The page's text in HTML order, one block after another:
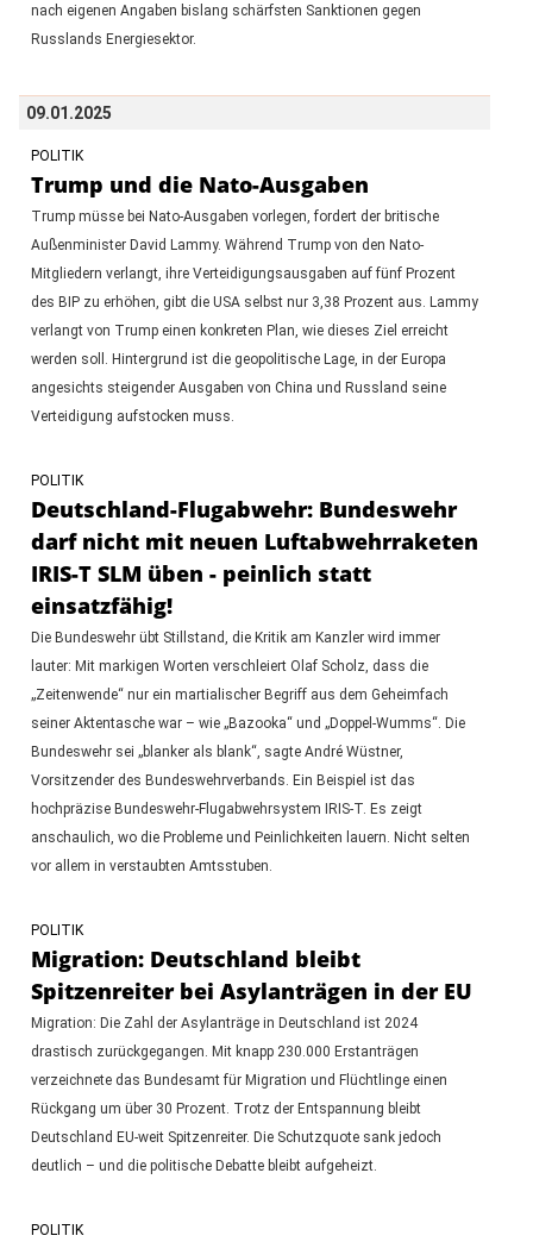
nach eigenen Angaben bislang schärfsten Sanktionen gegen
Russlands Energiesektor.
09.01.2025
POLITIK
Trump und die Nato-Ausgaben
Trump müsse bei Nato-Ausgaben vorlegen, fordert der britische
Außenminister David Lammy. Während Trump von den Nato-
Mitgliedern verlangt, ihre Verteidigungsausgaben auf fünf Prozent
des BIP zu erhöhen, gibt die USA selbst nur 3,38 Prozent aus. Lammy
verlangt von Trump einen konkreten Plan, wie dieses Ziel erreicht
werden soll. Hintergrund ist die geopolitische Lage, in der Europa
angesichts steigender Ausgaben von China und Russland seine
Verteidigung aufstocken muss.
POLITIK
Deutschland-Flugabwehr: Bundeswehr
darf nicht mit neuen Luftabwehrraketen
IRIS-T SLM üben - peinlich statt
einsatzfähig!
Die Bundeswehr übt Stillstand, die Kritik am Kanzler wird immer
lauter: Mit markigen Worten verschleiert Olaf Scholz, dass die
„Zeitenwende“ nur ein martialischer Begriff aus dem Geheimfach
seiner Aktentasche war – wie „Bazooka“ und „Doppel-Wumms“. Die
Bundeswehr sei „blanker als blank“, sagte André Wüstner,
Vorsitzender des Bundeswehrverbands. Ein Beispiel ist das
hochpräzise Bundeswehr-Flugabwehrsystem IRIS-T. Es zeigt
anschaulich, wo die Probleme und Peinlichkeiten lauern. Nicht selten
vor allem in verstaubten Amtsstuben.
POLITIK
Migration: Deutschland bleibt
Spitzenreiter bei Asylanträgen in der EU
Migration: Die Zahl der Asylanträge in Deutschland ist 2024
drastisch zurückgegangen. Mit knapp 230.000 Erstanträgen
verzeichnete das Bundesamt für Migration und Flüchtlinge einen
Rückgang um über 30 Prozent. Trotz der Entspannung bleibt
Deutschland EU-weit Spitzenreiter. Die Schutzquote sank jedoch
deutlich – und die politische Debatte bleibt aufgeheizt.
POLITIK